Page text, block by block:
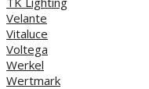
Velante
Vitaluce
Voltega
Werkel
Wertmark